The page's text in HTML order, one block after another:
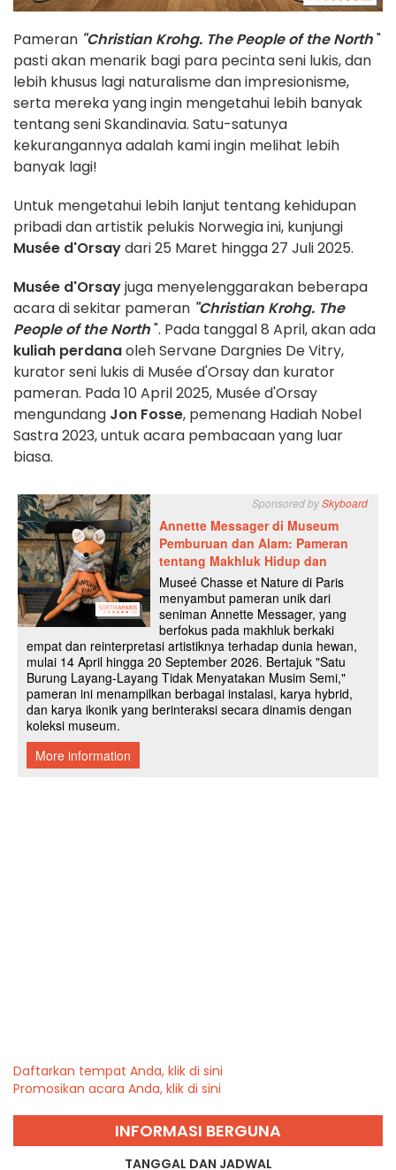
Pameran "Christian Krohg. The People of the North"
pasti akan menarik bagi para pecinta seni lukis, dan
lebih khusus lagi naturalisme dan impresionisme,
serta mereka yang ingin mengetahui lebih banyak
tentang seni Skandinavia. Satu-satunya
kekurangannya adalah kami ingin melihat lebih
banyak lagi!
Untuk mengetahui lebih lanjut tentang kehidupan
pribadi dan artistik pelukis Norwegia ini, kunjungi
Musée d'Orsaydari 25 Maret hingga 27 Juli 2025.
Musée d'Orsayjuga menyelenggarakan beberapa
acara di sekitar pameran "Christian Krohg. The
People of the North". Pada tanggal 8 April, akan ada
kuliah perdanaoleh Servane Dargnies De Vitry,
kurator seni lukis di Musée d'Orsay dan kurator
pameran. Pada 10 April 2025, Musée d'Orsay
mengundang Jon Fosse, pemenang Hadiah Nobel
Sastra 2023, untuk acara pembacaan yang luar
biasa.
Daftarkan tempat Anda, klik di sini
Promosikan acara Anda, klik di sini
INFORMASI BERGUNA
TANGGAL DAN JADWAL